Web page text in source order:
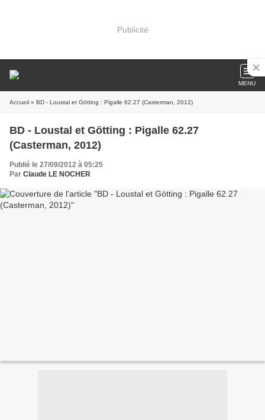
Publicité
MENU
Accueil » BD - Loustal et Götting : Pigalle 62.27 (Casterman, 2012)
BD - Loustal et Götting : Pigalle 62.27
(Casterman, 2012)
Publié le 27/09/2012 à 05:25
Par Claude LE NOCHER